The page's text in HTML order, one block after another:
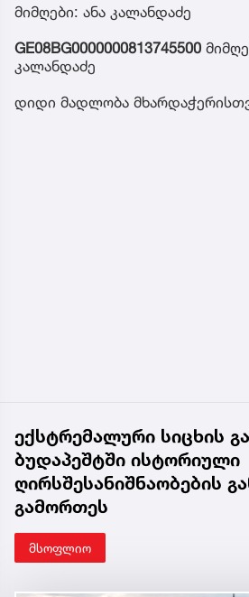
მიმღები: ანა კალანდაძე
GE08BG0000000813745500
კალანდაძე
დიდი მადლობა
ექსტრემალური სიცხის
ბუდაპეშტში ისტორიული
ღირსშესანიშნაობების
გამორთეს
მსოფლიო